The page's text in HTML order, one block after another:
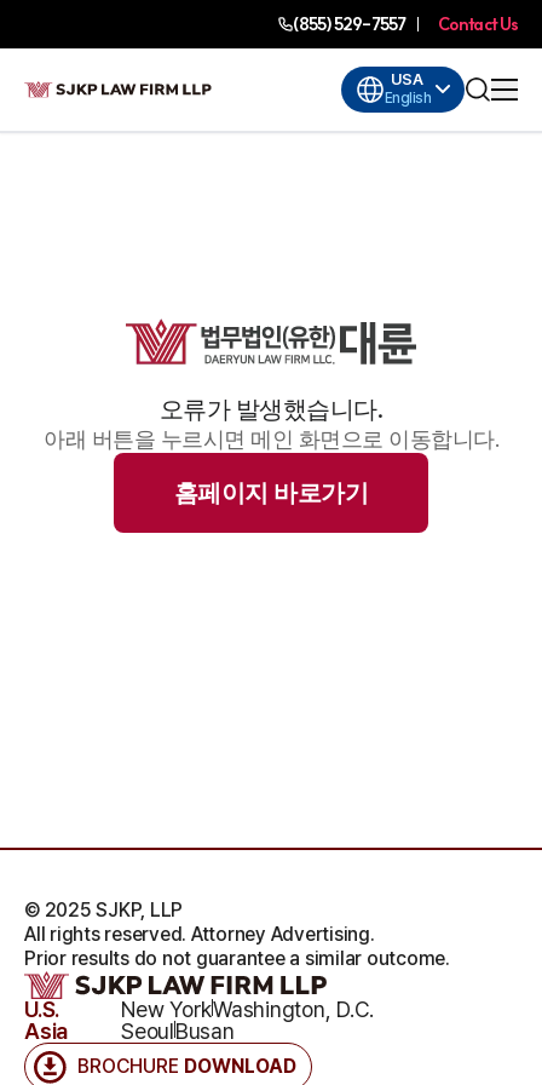
(855) 529-7557 Contact Us
USA
English
오류가 발생했습니다.
아래 버튼을 누르시면 메인 화면으로 이동합니다.
홈페이지 바로가기
BROCHURE DOWNLOAD
U.S. New YorkWashington, D.C.
Asia
SeoulBusan
© 2025 SJKP, LLP
All rights reserved. Attorney Advertising.
Prior results do not guarantee a similar outcome.